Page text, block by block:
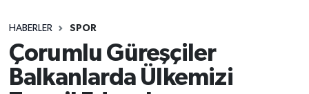
HABERLER SPOR
Çorumlu Güreşçiler
Balkanlarda Ülkemizi
Süper Lig Puan Durumu ve Fikstür
Tüm Manşetler